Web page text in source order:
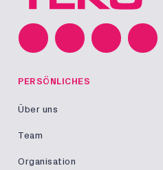
PERSÖNLICHES
Über uns
Team
Organisation